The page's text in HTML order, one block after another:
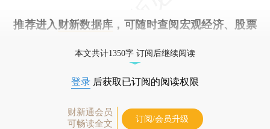
推荐进入 财新数据库 ，可随时查阅宏观经济、股票
本文共计1350字 订阅后继续阅读
登录 后获取已订阅的阅读权限
财新通会员
可畅读全文
订阅/会员升级